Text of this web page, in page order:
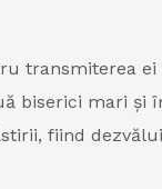
transmiterea ei
biserici mari și
fiind